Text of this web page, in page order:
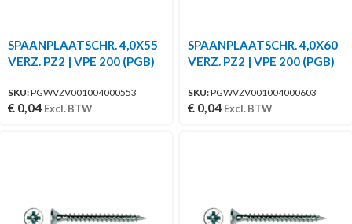
SPAANPLAATSCHR. 4,0X55
VERZ. PZ2 | VPE 200 (PGB)
SKU:PGWVZV001004000553
€ 0,04 Excl. BTW
SPAANPLAATSCHR. 4,0X60
VERZ. PZ2 | VPE 200 (PGB)
SKU:PGWVZV001004000603
€ 0,04 Excl. BTW